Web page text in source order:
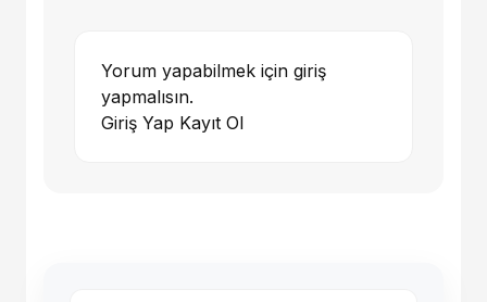
Yorum yapabilmek için giriş
yapmalısın.
Giriş Yap Kayıt Ol